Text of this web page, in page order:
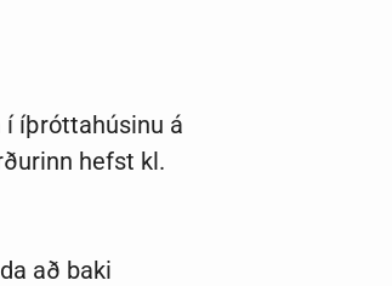
íþróttahúsinu á
hefst kl.
að baki